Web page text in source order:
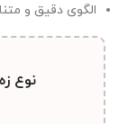
الگوی دقیق و
نوع زه